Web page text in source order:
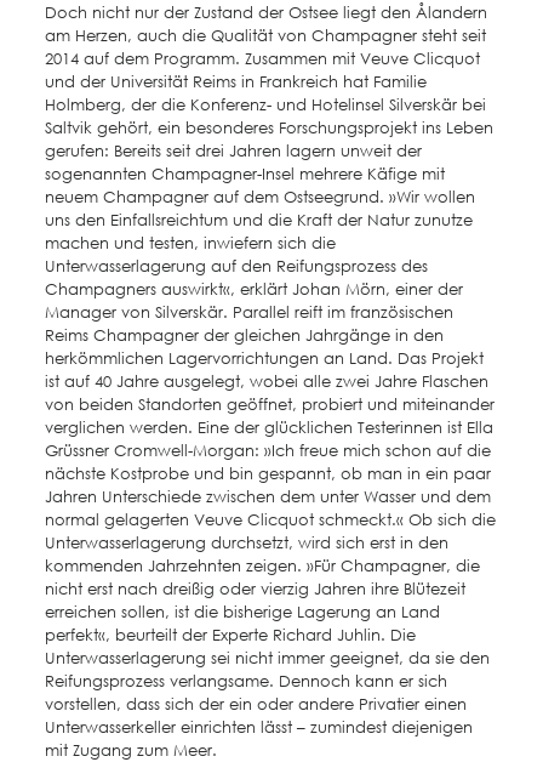
Doch nicht nur der Zustand der Ostsee liegt den Ålandern
am Herzen, auch die Qualität von Champagner steht seit
2014 auf dem Programm. Zusammen mit Veuve Clicquot
und der Universität Reims in Frankreich hat Familie
Holmberg, der die Konferenz- und Hotelinsel Silverskär bei
Saltvik gehört, ein besonderes Forschungsprojekt ins Leben
gerufen: Bereits seit drei Jahren lagern unweit der
sogenannten Champagner-Insel mehrere Käfige mit
neuem Champagner auf dem Ostseegrund. »Wir wollen
uns den Einfallsreichtum und die Kraft der Natur zunutze
machen und testen, inwiefern sich die
Unterwasserlagerung auf den Reifungsprozess des
Champagners auswirkt«, erklärt Johan Mörn, einer der
Manager von Silverskär. Parallel reift im französischen
Reims Champagner der gleichen Jahrgänge in den
herkömmlichen Lagervorrichtungen an Land. Das Projekt
ist auf 40 Jahre ausgelegt, wobei alle zwei Jahre Flaschen
von beiden Standorten geöffnet, probiert und miteinander
verglichen werden. Eine der glücklichen Testerinnen ist Ella
Grüssner Cromwell-Morgan: »Ich freue mich schon auf die
nächste Kostprobe und bin gespannt, ob man in ein paar
Jahren Unterschiede zwischen dem unter Wasser und dem
normal gelagerten Veuve Clicquot schmeckt.« Ob sich die
Unterwasserlagerung durchsetzt, wird sich erst in den
kommenden Jahrzehnten zeigen. »Für Champagner, die
nicht erst nach dreißig oder vierzig Jahren ihre Blütezeit
erreichen sollen, ist die bisherige Lagerung an Land
perfekt«, beurteilt der Experte Richard Juhlin. Die
Unterwasserlagerung sei nicht immer geeignet, da sie den
Reifungsprozess verlangsame. Dennoch kann er sich
vorstellen, dass sich der ein oder andere Privatier einen
Unterwasserkeller einrichten lässt – zumindest diejenigen
mit Zugang zum Meer.